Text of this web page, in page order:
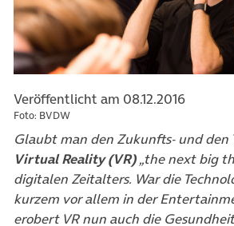
Veröffentlicht am 08.12.2016
Foto: BVDW
Glaubt man den Zukunfts- und den
Virtual Reality (VR)„the next big
digitalen Zeitalters. War die
kurzem vor allem in der
erobert VR nun auch die